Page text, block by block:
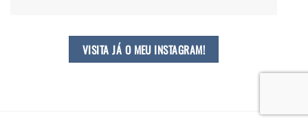
VISITA JÁ O MEU INSTAGRAM!